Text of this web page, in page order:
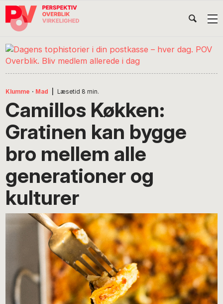
Gå
direkte
navigation
Skip
indhold
Gå
direkte
på
POV
International
Klumme · Mad Læsetid 8 min.
Camillos Køkken:
Gratinen kan bygge
bro mellem alle
generationer og
kulturer